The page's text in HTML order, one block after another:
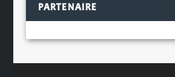
PARTENAIRE